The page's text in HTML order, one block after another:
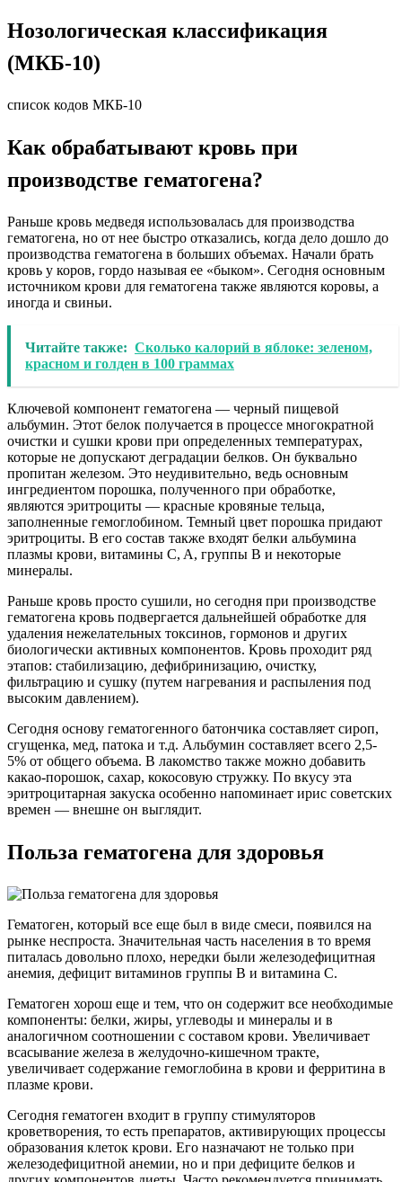
Нозологическая классификация
(МКБ-10)
список кодов МКБ-10
Как обрабатывают кровь при
производстве гематогена?
Раньше кровь медведя использовалась для производства
гематогена, но от нее быстро отказались, когда дело дошло до
производства гематогена в больших объемах. Начали брать
кровь у коров, гордо называя ее «быком». Сегодня основным
источником крови для гематогена также являются коровы, а
иногда и свиньи.
Читайте также: Сколько калорий в яблоке: зеленом,
красном и голден в 100 граммах
Ключевой компонент гематогена — черный пищевой
альбумин. Этот белок получается в процессе многократной
очистки и сушки крови при определенных температурах,
которые не допускают деградации белков. Он буквально
пропитан железом. Это неудивительно, ведь основным
ингредиентом порошка, полученного при обработке,
являются эритроциты — красные кровяные тельца,
заполненные гемоглобином. Темный цвет порошка придают
эритроциты. В его состав также входят белки альбумина
плазмы крови, витамины C, A, группы B и некоторые
минералы.
Раньше кровь просто сушили, но сегодня при производстве
гематогена кровь подвергается дальнейшей обработке для
удаления нежелательных токсинов, гормонов и других
биологически активных компонентов. Кровь проходит ряд
этапов: стабилизацию, дефибринизацию, очистку,
фильтрацию и сушку (путем нагревания и распыления под
высоким давлением).
Сегодня основу гематогенного батончика составляет сироп,
сгущенка, мед, патока и т.д. Альбумин составляет всего 2,5-
5% от общего объема. В лакомство также можно добавить
какао-порошок, сахар, кокосовую стружку. По вкусу эта
эритроцитарная закуска особенно напоминает ирис советских
времен — внешне он выглядит.
Польза гематогена для здоровья
Гематоген, который все еще был в виде смеси, появился на
рынке неспроста. Значительная часть населения в то время
питалась довольно плохо, нередки были железодефицитная
анемия, дефицит витаминов группы В и витамина С.
Гематоген хорош еще и тем, что он содержит все необходимые
компоненты: белки, жиры, углеводы и минералы и в
аналогичном соотношении с составом крови. Увеличивает
всасывание железа в желудочно-кишечном тракте,
увеличивает содержание гемоглобина в крови и ферритина в
плазме крови.
Сегодня гематоген входит в группу стимуляторов
кроветворения, то есть препаратов, активирующих процессы
образования клеток крови. Его назначают не только при
железодефицитной анемии, но и при дефиците белков и